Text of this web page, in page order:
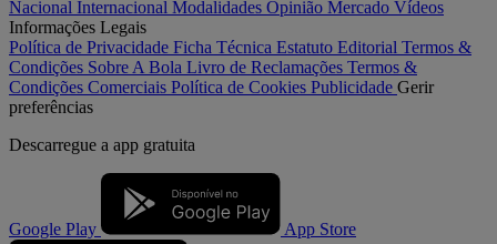
Nacional Internacional Modalidades Opinião Mercado Vídeos
Informações Legais
Política de Privacidade Ficha Técnica Estatuto Editorial Termos &
Condições Sobre A Bola Livro de Reclamações Termos &
Condições Comerciais Política de Cookies Publicidade Gerir
preferências
Descarregue a app gratuita
Google Play App Store